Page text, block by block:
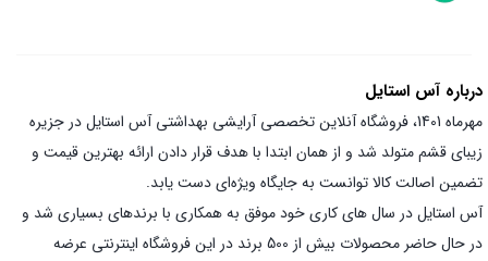
درباره آس استایل
مهرماه 1401، فروشگاه آنلاین تخصصی آرایشی بهداشتی آس استایل در جزیره
زیبای قشم متولد شد و از همان ابتدا با هدف قرار دادن ارائه بهترین قیمت و
تضمین اصالت کالا توانست به جایگاه ویژه‌ای دست یابد.
آس استایل در سال های کاری خود موفق به همکاری با برندهای بسیاری شد و
در حال حاضر محصولات بیش از 500 برند در این فروشگاه اینترنتی عرضه